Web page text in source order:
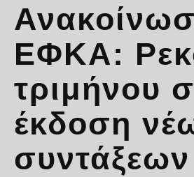
ΕΦΚΑ:
τριμήνου
έκδοση
συντάξεων